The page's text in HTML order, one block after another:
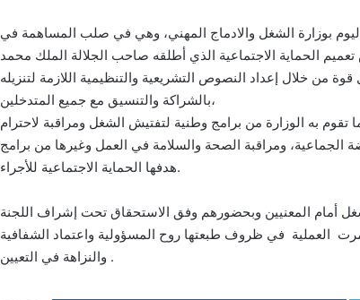
بوزارة الشغل والادماج المهني، وهي في صلب المساهمة في
الحماية الاجتماعية الذي أطلقه صاحب الجلالة الملك محمد
من خلال إعداد النصوص التشريعية والتنظيمية اللازمة لتنزيله
بالشراكة والتنسيق مع جميع المتدخلين،
به الوزارة من برامج وطنية لتفتيش الشغل ومراقبة لاحترام
ومراقبة الصحة والسلامة في العمل وغيرها من برامج
هدفها الحماية الاجتماعية للأجراء.
أمام المعنيين وبحضورهم وفق الاستحقاق تحت إشراف اللجنة
العملية في ظروف طبعتها روح المسؤولية واعتماد الشفافية
والنزاهة في التعيين .